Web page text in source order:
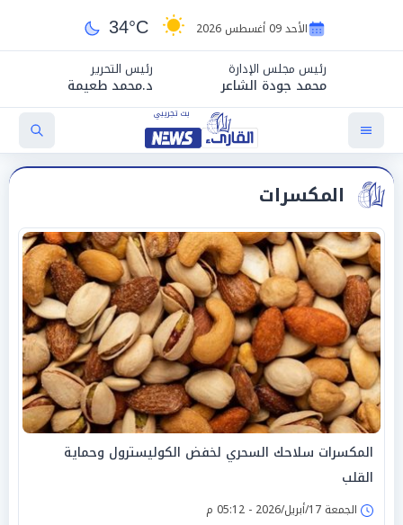
الأحد 09 أغسطس 2026 34°C
رئيس مجلس الإدارة
محمد جودة الشاعر
رئيس التحرير
د.محمد طعيمة
المكسرات
المكسرات سلاحك السحري لخفض الكوليسترول وحماية
القلب
الجمعة 17/أبريل/2026 - 05:12 م